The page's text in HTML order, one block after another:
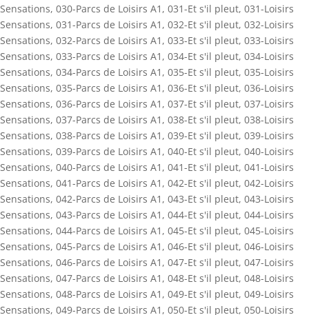
Sensations, 030-Parcs de Loisirs A1 , 031-Et s'il pleut, 031-Loisirs
Sensations, 031-Parcs de Loisirs A1 , 032-Et s'il pleut, 032-Loisirs
Sensations, 032-Parcs de Loisirs A1 , 033-Et s'il pleut, 033-Loisirs
Sensations, 033-Parcs de Loisirs A1 , 034-Et s'il pleut, 034-Loisirs
Sensations, 034-Parcs de Loisirs A1 , 035-Et s'il pleut, 035-Loisirs
Sensations, 035-Parcs de Loisirs A1 , 036-Et s'il pleut, 036-Loisirs
Sensations, 036-Parcs de Loisirs A1 , 037-Et s'il pleut, 037-Loisirs
Sensations, 037-Parcs de Loisirs A1 , 038-Et s'il pleut, 038-Loisirs
Sensations, 038-Parcs de Loisirs A1 , 039-Et s'il pleut, 039-Loisirs
Sensations, 039-Parcs de Loisirs A1 , 040-Et s'il pleut, 040-Loisirs
Sensations, 040-Parcs de Loisirs A1 , 041-Et s'il pleut, 041-Loisirs
Sensations, 041-Parcs de Loisirs A1 , 042-Et s'il pleut, 042-Loisirs
Sensations, 042-Parcs de Loisirs A1 , 043-Et s'il pleut, 043-Loisirs
Sensations, 043-Parcs de Loisirs A1 , 044-Et s'il pleut, 044-Loisirs
Sensations, 044-Parcs de Loisirs A1 , 045-Et s'il pleut, 045-Loisirs
Sensations, 045-Parcs de Loisirs A1 , 046-Et s'il pleut, 046-Loisirs
Sensations, 046-Parcs de Loisirs A1 , 047-Et s'il pleut, 047-Loisirs
Sensations, 047-Parcs de Loisirs A1 , 048-Et s'il pleut, 048-Loisirs
Sensations, 048-Parcs de Loisirs A1 , 049-Et s'il pleut, 049-Loisirs
Sensations, 049-Parcs de Loisirs A1 , 050-Et s'il pleut, 050-Loisirs